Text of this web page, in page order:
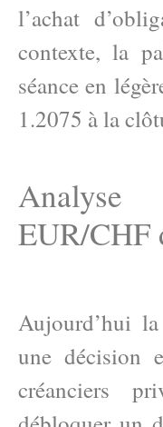
l’achat
contexte, la
séance en
1.2075 à la
Analyse
EUR/CHF
Aujourd’hui
une décision
créanciers